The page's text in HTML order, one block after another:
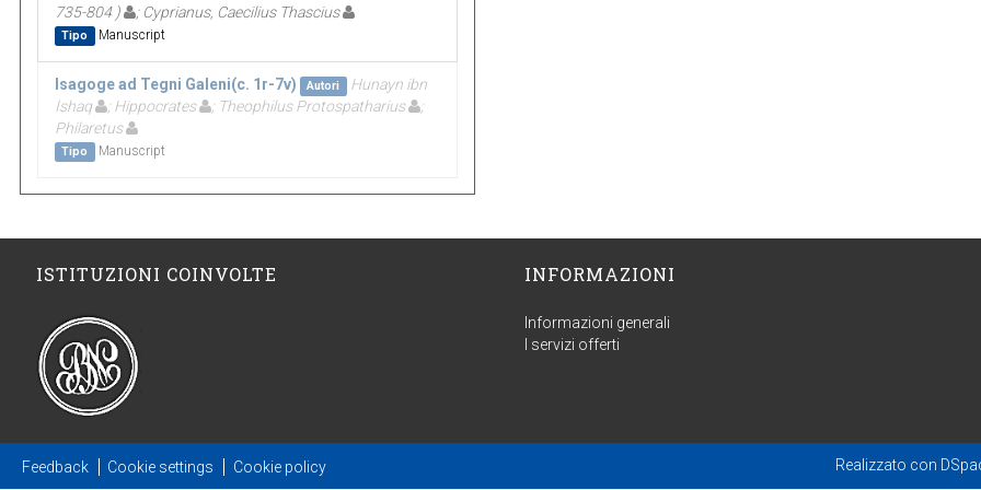
735-804 )
; Cyprianus, Caecilius Thascius
Tipo Manuscript
Isagoge ad Tegni Galeni(c. 1r-7v) Autori
Hunayn ibn
Ishaq
; Hippocrates ; Theophilus Protospatharius
;
Philaretus
Tipo Manuscript
ISTITUZIONI COINVOLTE INFORMAZIONI
Informazioni generali
I servizi offerti
Feedback Cookie settings Cookie policy Realizzato con